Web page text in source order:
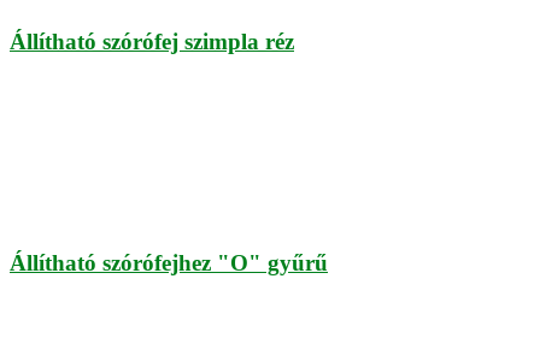
Állítható szórófej szimpla réz
Állítható szórófejhez "O" gyűrű